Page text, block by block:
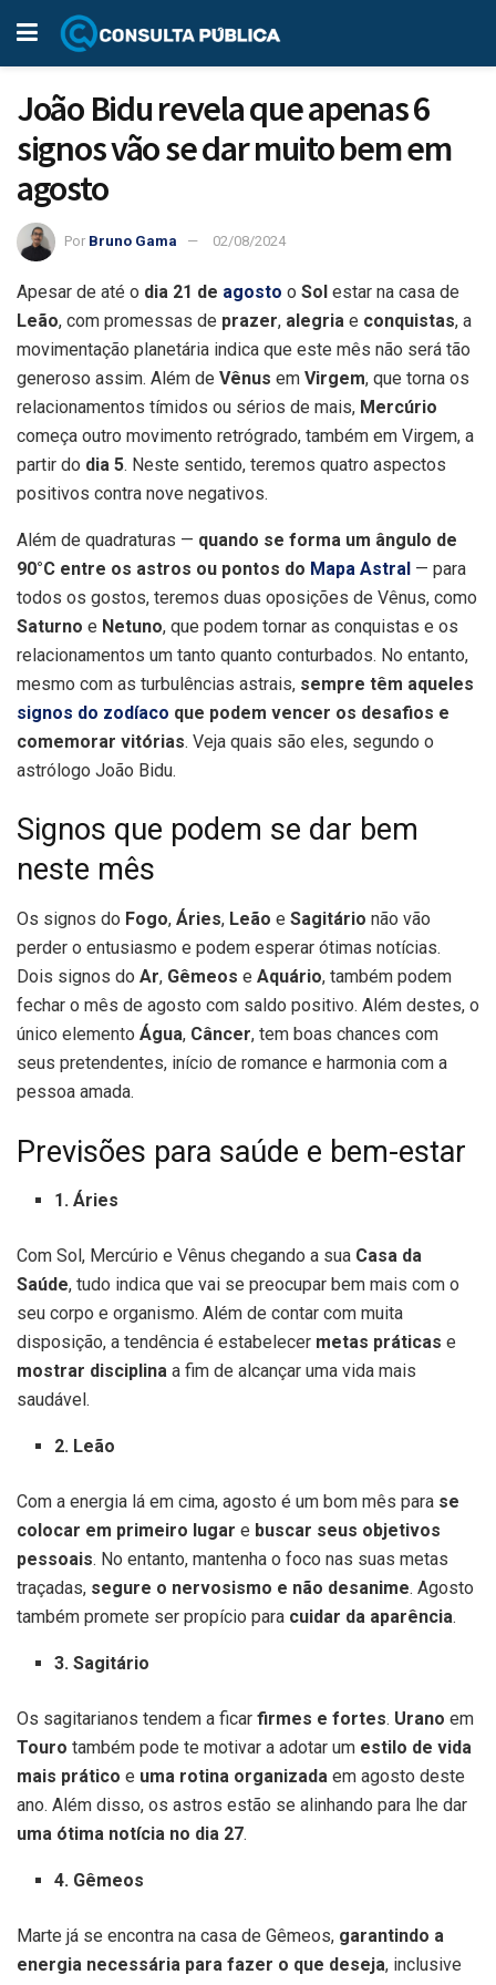
João Bidu revela que apenas 6
signos vão se dar muito bem em
agosto
Por Bruno Gama 02/08/2024
Apesar de até o dia 21 de agosto o Sol estar na casa de
Leão, com promessas de prazer, alegria e conquistas, a
movimentação planetária indica que este mês não será tão
generoso assim. Além de Vênus em Virgem, que torna os
relacionamentos tímidos ou sérios de mais, Mercúrio
começa outro movimento retrógrado, também em Virgem, a
partir do dia 5. Neste sentido, teremos quatro aspectos
positivos contra nove negativos.
Além de quadraturas — quando se forma um ângulo de
90°C entre os astros ou pontos do Mapa Astral — para
todos os gostos, teremos duas oposições de Vênus, como
Saturno e Netuno, que podem tornar as conquistas e os
relacionamentos um tanto quanto conturbados. No entanto,
mesmo com as turbulências astrais, sempre têm aqueles
signos do zodíaco que podem vencer os desafios e
comemorar vitórias. Veja quais são eles, segundo o
astrólogo João Bidu.
Signos que podem se dar bem
neste mês
Os signos do Fogo, Áries, Leão e Sagitário não vão
perder o entusiasmo e podem esperar ótimas notícias.
Dois signos do Ar, Gêmeos e Aquário, também podem
fechar o mês de agosto com saldo positivo. Além destes, o
único elemento Água, Câncer, tem boas chances com
seus pretendentes, início de romance e harmonia com a
pessoa amada.
Previsões para saúde e bem-estar
1. Áries
Com Sol, Mercúrio e Vênus chegando a sua Casa da
Saúde, tudo indica que vai se preocupar bem mais com o
seu corpo e organismo. Além de contar com muita
disposição, a tendência é estabelecer metas práticas e
mostrar disciplina a fim de alcançar uma vida mais
saudável.
2. Leão
Com a energia lá em cima, agosto é um bom mês para se
colocar em primeiro lugar e buscar seus objetivos
pessoais. No entanto, mantenha o foco nas suas metas
traçadas, segure o nervosismo e não desanime. Agosto
também promete ser propício para cuidar da aparência.
3. Sagitário
Os sagitarianos tendem a ficar firmes e fortes. Urano em
Touro também pode te motivar a adotar um estilo de vida
mais prático e uma rotina organizada em agosto deste
ano. Além disso, os astros estão se alinhando para lhe dar
uma ótima notícia no dia 27.
4. Gêmeos
Marte já se encontra na casa de Gêmeos, garantindo a
energia necessária para fazer o que deseja, inclusive